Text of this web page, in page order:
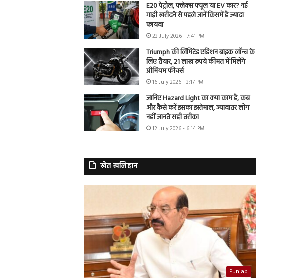
E20 पेट्रोल, फ्लेक्स फ्यूल या EV कार? नई
गाड़ी खरीदने से पहले जानें किसमें है ज्यादा
फायदा
23 July 2026 - 7:41 PM
Triumph की लिमिटेड एडिशन बाइक लॉन्च के
लिए तैयार, 21 लाख रुपये कीमत में मिलेंगे
प्रीमियम फीचर्स
16 July 2026 - 3:17 PM
जानिए Hazard Light का क्या काम है, कब
और कैसे करें इसका इस्तेमाल, ज्यादातर लोग
नहीं जानते सही तरीका
12 July 2026 - 6:14 PM
खेत खलिहान
Punjab